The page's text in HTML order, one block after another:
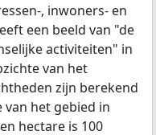
, inwoners- en
een beeld van "de
activiteiten" in
van het
zijn berekend
het gebied in
hectare is 100